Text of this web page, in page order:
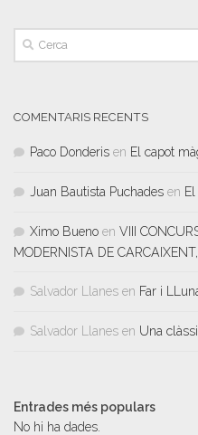
COMENTARIS RECENTS
Paco Donderis en El capot
Juan Bautista Puchades en
Ximo Bueno en VIII
MODERNISTA DE
Salvador Llanes en Far i
Salvador Llanes en Una
Entrades més populars
No hi ha dades.